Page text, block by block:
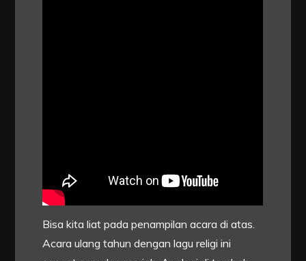
Bisa kita liat pada penampilan acara di atas.
Acara ulang tahun dengan lagu religi ini